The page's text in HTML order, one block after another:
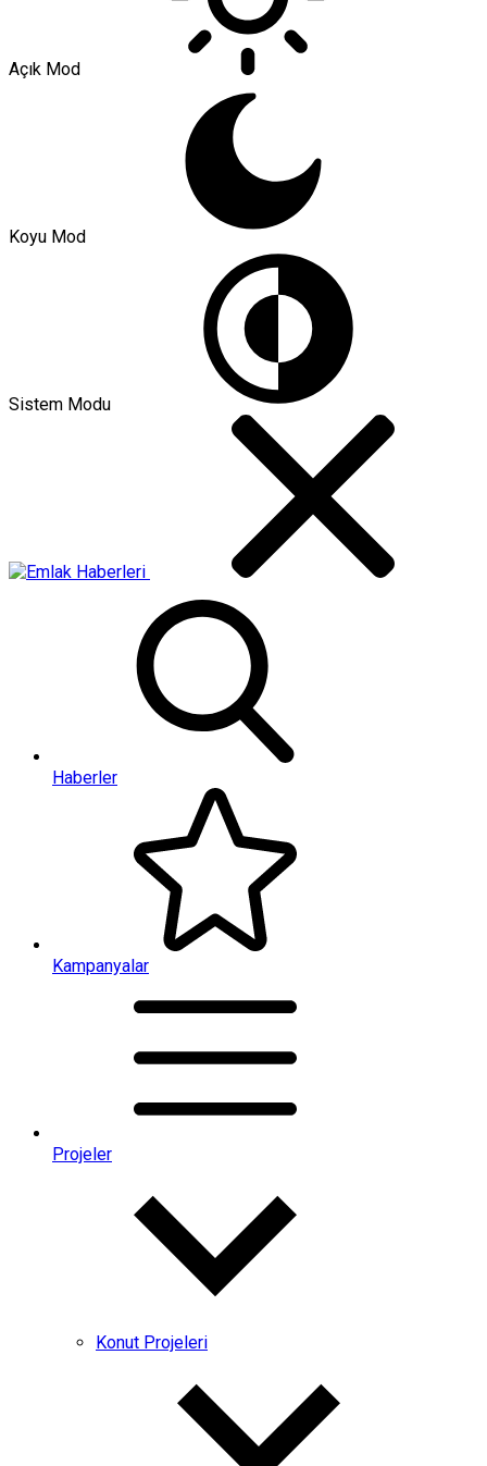
Açık Mod
Koyu Mod
Sistem Modu
Haberler
Kampanyalar
Projeler
Konut Projeleri